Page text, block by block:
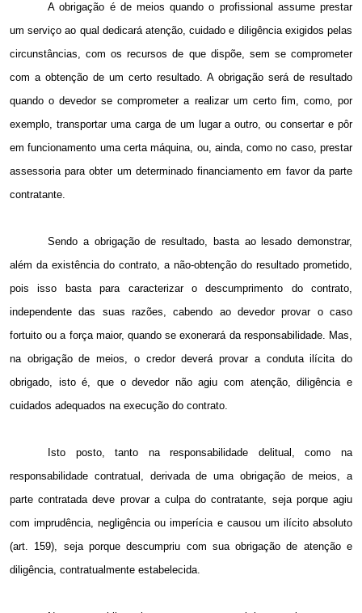
A obrigação é de meios quando o profissional assume prestar
um serviço ao qual dedicará atenção, cuidado e diligência exigidos pelas
circunstâncias, com os recursos de que dispõe, sem se comprometer
com a obtenção de um certo resultado. A obrigação será de resultado
quando o devedor se comprometer a realizar um certo fim, como, por
exemplo, transportar uma carga de um lugar a outro, ou consertar e pôr
em funcionamento uma certa máquina, ou, ainda, como no caso, prestar
assessoria para obter um determinado financiamento em favor da parte
contratante.
Sendo a obrigação de resultado, basta ao lesado demonstrar,
além da existência do contrato, a não-obtenção do resultado prometido,
pois isso basta para caracterizar o descumprimento do contrato,
independente das suas razões, cabendo ao devedor provar o caso
fortuito ou a força maior, quando se exonerará da responsabilidade. Mas,
na obrigação de meios, o credor deverá provar a conduta ilícita do
obrigado, isto é, que o devedor não agiu com atenção, diligência e
cuidados adequados na execução do contrato.
Isto posto, tanto na responsabilidade delitual, como na
responsabilidade contratual, derivada de uma obrigação de meios, a
parte contratada deve provar a culpa do contratante, seja porque agiu
com imprudência, negligência ou imperícia e causou um ilícito absoluto
(art. 159), seja porque descumpriu com sua obrigação de atenção e
diligência, contratualmente estabelecida.